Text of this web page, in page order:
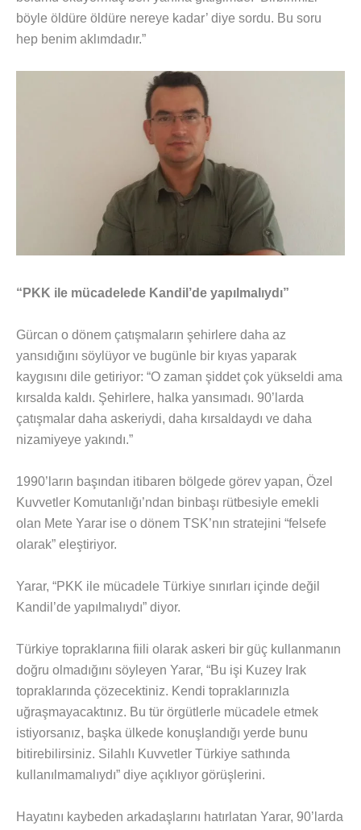
böyle öldüre öldüre nereye kadar’ diye sordu. Bu soru
hep benim aklımdadır.”
“PKK ile mücadelede Kandil’de yapılmalıydı”
Gürcan o dönem çatışmaların şehirlere daha az
yansıdığını söylüyor ve bugünle bir kıyas yaparak
kaygısını dile getiriyor: “O zaman şiddet çok yükseldi ama
kırsalda kaldı. Şehirlere, halka yansımadı. 90’larda
çatışmalar daha askeriydi, daha kırsaldaydı ve daha
nizamiyeye yakındı.”
1990’ların başından itibaren bölgede görev yapan, Özel
Kuvvetler Komutanlığı’ndan binbaşı rütbesiyle emekli
olan Mete Yarar ise o dönem TSK’nın stratejini “felsefe
olarak” eleştiriyor.
Yarar, “PKK ile mücadele Türkiye sınırları içinde değil
Kandil’de yapılmalıydı” diyor.
Türkiye topraklarına fiili olarak askeri bir güç kullanmanın
doğru olmadığını söyleyen Yarar, “Bu işi Kuzey Irak
topraklarında çözecektiniz. Kendi topraklarınızla
uğraşmayacaktınız. Bu tür örgütlerle mücadele etmek
istiyorsanız, başka ülkede konuşlandığı yerde bunu
bitirebilirsiniz. Silahlı Kuvvetler Türkiye sathında
kullanılmamalıydı” diye açıklıyor görüşlerini.
Hayatını kaybeden arkadaşlarını hatırlatan Yarar, 90’larda